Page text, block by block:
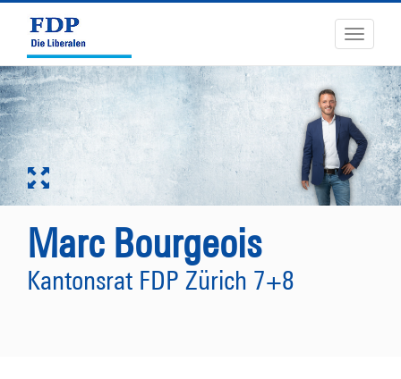
Toggle
Marc Bourgeois
Kantonsrat FDP Zürich 7+8